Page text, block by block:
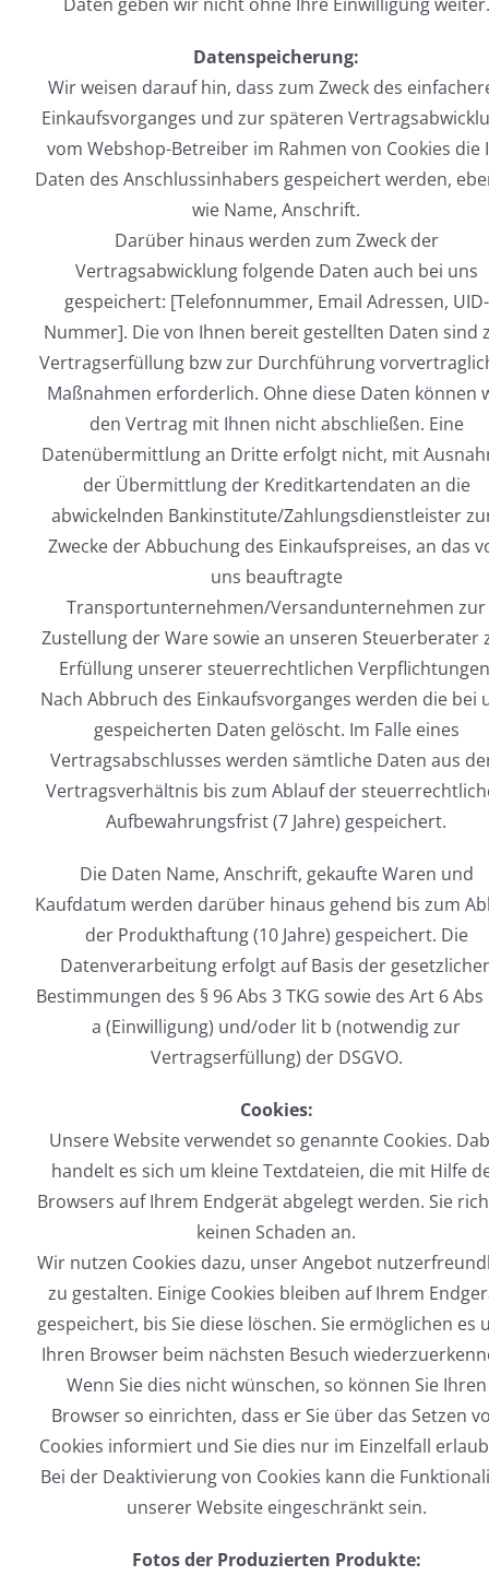
Datenspeicherung:
Wir weisen darauf hin, dass zum Zweck des
Einkaufsvorganges und zur späteren
vom Webshop-Betreiber im Rahmen von Cookies die
Daten des Anschlussinhabers gespeichert werden,
wie Name, Anschrift.
Darüber hinaus werden zum Zweck der
Vertragsabwicklung folgende Daten auch bei uns
gespeichert: [Telefonnummer, Email Adressen, UID-
Nummer]. Die von Ihnen bereit gestellten Daten sind
Vertragserfüllung bzw zur Durchführung
Maßnahmen erforderlich. Ohne diese Daten können
den Vertrag mit Ihnen nicht abschließen. Eine
Datenübermittlung an Dritte erfolgt nicht, mit
der Übermittlung der Kreditkartendaten an die
abwickelnden Bankinstitute/Zahlungsdienstleister
Zwecke der Abbuchung des Einkaufspreises, an das
uns beauftragte
Transportunternehmen/Versandunternehmen zur
Zustellung der Ware sowie an unseren Steuerberater
Erfüllung unserer steuerrechtlichen
Nach Abbruch des Einkaufsvorganges werden die bei
gespeicherten Daten gelöscht. Im Falle eines
Vertragsabschlusses werden sämtliche Daten aus
Vertragsverhältnis bis zum Ablauf der
Aufbewahrungsfrist (7 Jahre) gespeichert.
Die Daten Name, Anschrift, gekaufte Waren und
Kaufdatum werden darüber hinaus gehend bis zum
der Produkthaftung (10 Jahre) gespeichert. Die
Datenverarbeitung erfolgt auf Basis der
Bestimmungen des § 96 Abs 3 TKG sowie des Art 6
a (Einwilligung) und/oder lit b (notwendig zur
Vertragserfüllung) der DSGVO.
Cookies:
Unsere Website verwendet so genannte Cookies.
handelt es sich um kleine Textdateien, die mit Hilfe
Browsers auf Ihrem Endgerät abgelegt werden. Sie
keinen Schaden an.
Wir nutzen Cookies dazu, unser Angebot
zu gestalten. Einige Cookies bleiben auf Ihrem
gespeichert, bis Sie diese löschen. Sie ermöglichen es
Ihren Browser beim nächsten Besuch
Wenn Sie dies nicht wünschen, so können Sie Ihren
Browser so einrichten, dass er Sie über das Setzen
Cookies informiert und Sie dies nur im Einzelfall
Bei der Deaktivierung von Cookies kann die
unserer Website eingeschränkt sein.
Fotos der Produzierten Produkte: